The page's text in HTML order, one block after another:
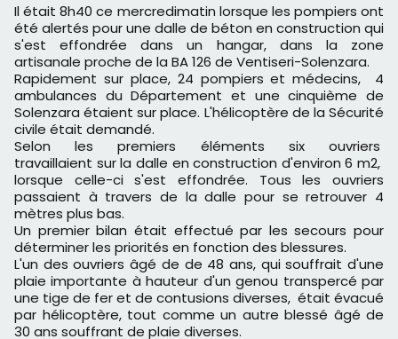
Il était 8h40 ce mercredimatin lorsque les pompiers ont
été alertés pour une dalle de béton en construction qui
s'est effondrée dans un hangar, dans la zone
artisanale proche de la BA 126 de Ventiseri-Solenzara.
Rapidement sur place, 24 pompiers et médecins, 4
ambulances du Département et une cinquième de
Solenzara étaient sur place. L'hélicoptère de la Sécurité
civile était demandé.
Selon les premiers éléments six ouvriers
travaillaient sur la dalle en construction d'environ 6 m2,
lorsque celle-ci s'est effondrée. Tous les ouvriers
passaient à travers de la dalle pour se retrouver 4
mètres plus bas.
Un premier bilan était effectué par les secours pour
déterminer les priorités en fonction des blessures.
L'un des ouvriers âgé de de 48 ans, qui souffrait d'une
plaie importante à hauteur d'un genou transpercé par
une tige de fer et de contusions diverses, était évacué
par hélicoptère, tout comme un autre blessé âgé de
30 ans souffrant de plaie diverses.